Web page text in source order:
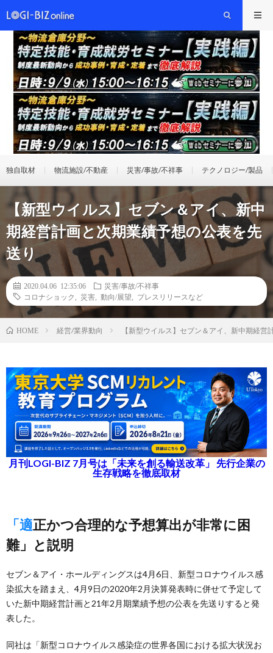
独自取材 物流施設/不動産 災害/事故/不祥事 テクノロジー/製品
【新型ウイルス】セブン＆アイ、新中
期経営計画と次期業績予想の公表を先
送り
2020.04.06 12:35:06
災害/事故/不祥事
コロナショック
災害 動向/展望 プレスリリースなど
HOME 経営/業界動向 【新型ウイルス】セブン＆アイ、新中期経
月刊LOGI-BIZ 7月号は「未来を創る輸送改革」 先行企業の
生存戦略を徹底取材
「適正かつ合理的な予想算出が非常に困
難」と説明
セブン＆アイ・ホールディングスは4月6日、新型コロナウイルス感
染拡大を踏まえ、4月9日の2020年2月決算発表時に併せて予定して
いた新中期経営計画と21年2月期業績予想の公表を先送りすると発
表した。
同社は「新型コロナウイルス感染症の世界各国における拡大状況お